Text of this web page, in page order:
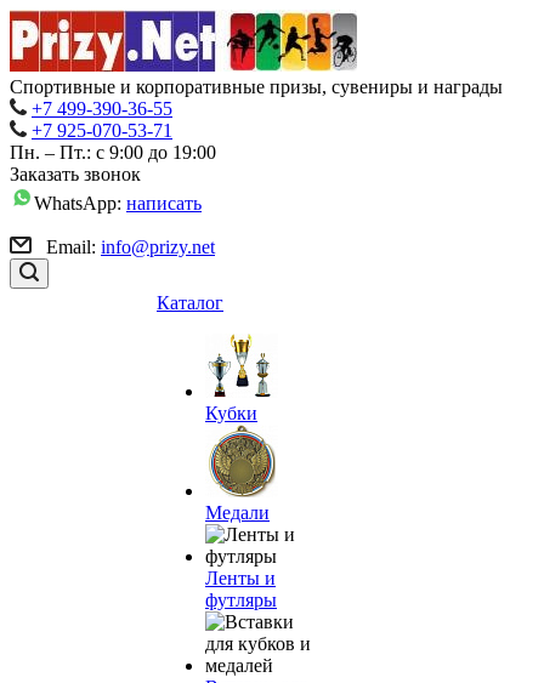
Спортивные и корпоративные призы, сувениры и награды
+7 499-390-36-55
+7 925-070-53-71
Пн. – Пт.: с 9:00 до 19:00
Заказать звонок
WhatsApp: написать
Email: info@prizy.net
Каталог
Кубки
Медали
Ленты и
футляры